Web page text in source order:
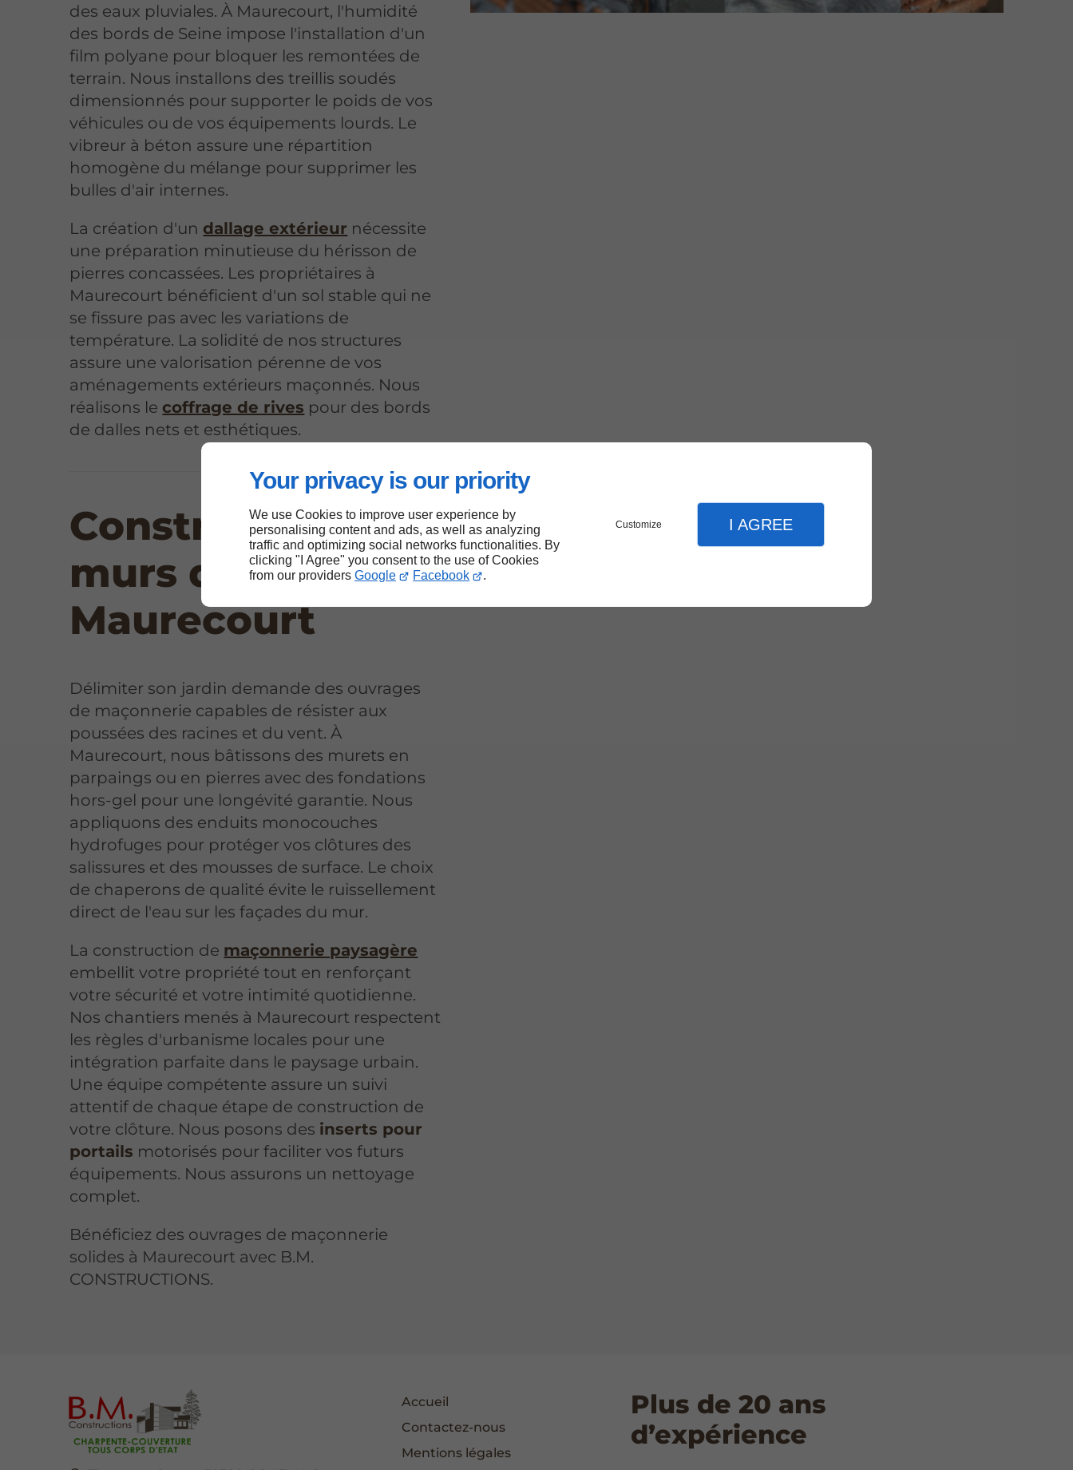
Your privacy is our priority
We use Cookies to improve user experience by
personalising content and ads, as well as analyzing
traffic and optimizing social networks functionalities. By
clicking "I Agree" you consent to the use of Cookies
from our providers Google Facebook .
Customize I AGREE
des eaux pluviales. À Maurecourt, l'humidité
des bords de Seine impose l'installation d'un
film polyane pour bloquer les remontées de
terrain. Nous installons des treillis soudés
dimensionnés pour supporter le poids de vos
véhicules ou de vos équipements lourds. Le
vibreur à béton assure une répartition
homogène du mélange pour supprimer les
bulles d'air internes.
La création d'un dallage extérieur nécessite
une préparation minutieuse du hérisson de
pierres concassées. Les propriétaires à
Maurecourt bénéficient d'un sol stable qui ne
se fissure pas avec les variations de
température. La solidité de nos structures
assure une valorisation pérenne de vos
aménagements extérieurs maçonnés. Nous
réalisons lecoffrage de rives pour des bords
de dalles nets et esthétiques.
Construction de
murs de clôture à
Maurecourt
Délimiter son jardin demande des ouvrages
de maçonnerie capables de résister aux
poussées des racines et du vent. À
Maurecourt, nous bâtissons des murets en
parpaings ou en pierres avec des fondations
hors-gel pour une longévité garantie. Nous
appliquons des enduits monocouches
hydrofuges pour protéger vos clôtures des
salissures et des mousses de surface. Le choix
de chaperons de qualité évite le ruissellement
direct de l'eau sur les façades du mur.
La construction de maçonnerie paysagère
embellit votre propriété tout en renforçant
votre sécurité et votre intimité quotidienne.
Nos chantiers menés à Maurecourt respectent
les règles d'urbanisme locales pour une
intégration parfaite dans le paysage urbain.
Une équipe compétente assure un suivi
attentif de chaque étape de construction de
votre clôture. Nous posons des inserts pour
portails motorisés pour faciliter vos futurs
équipements. Nous assurons un nettoyage
complet.
Bénéficiez des ouvrages de maçonnerie
solides à Maurecourt avec B.M.
CONSTRUCTIONS.
Accueil
Contactez-nous
Mentions légales
Plus de 20 ans
d’expérience